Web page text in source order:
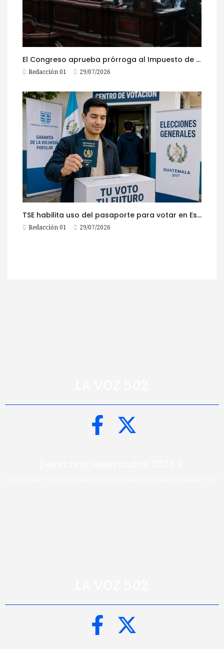
El Congreso aprueba prórroga al Impuesto de Circulación 2026
Redacción 01 29/07/2026
TSE habilita uso del pasaporte para votar en Estados Unidos
Redacción 01 29/07/2026